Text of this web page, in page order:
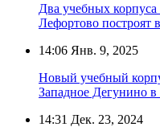
Два учебных
Лефортово построят
14:06 Янв. 9, 2025
Новый учебный
Западное Дегунино в
14:31 Дек. 23, 2024